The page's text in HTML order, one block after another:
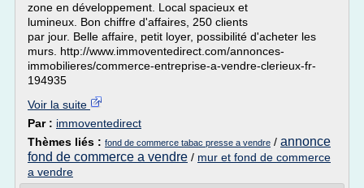
zone en développement. Local spacieux et
lumineux. Bon chiffre d'affaires, 250 clients
par jour. Belle affaire, petit loyer, possibilité d'acheter les
murs. http://www.immoventedirect.com/annonces-
immobilieres/commerce-entreprise-a-vendre-clerieux-fr-
194935
Voir la suite
Par : immoventedirect
Thèmes liés : fond de commerce tabac presse a vendre / annonce
fond de commerce a vendre / mur et fond de commerce
a vendre